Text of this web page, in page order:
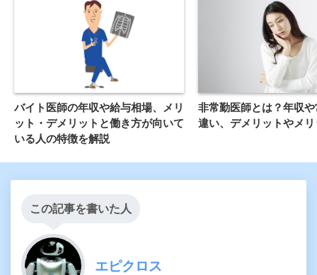
バイト医師の年収や給与相場、メリ
ット・デメリットと働き方が向いて
いる人の特徴を解説
非常勤医師とは？年収
違い、デメリットやメ
この記事を書いた人
エピクロス